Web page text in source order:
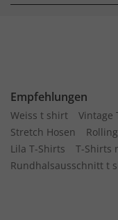
Empfehlungen
Weiss t shirt Vintage
Stretch Hosen
Lila T-Shirts
T-Shirts
Rundhalsausschnitt t